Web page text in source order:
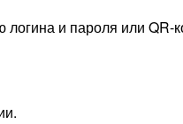
и пароля или